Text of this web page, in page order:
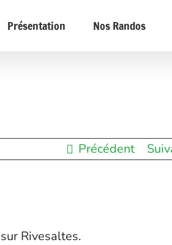
Présentation Nos Randos
Précédent
Rivesaltes.